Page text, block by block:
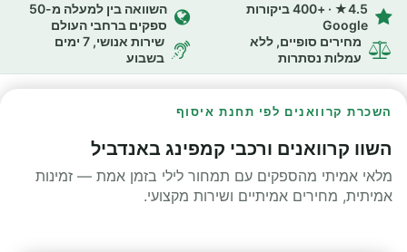
4.5★ · +400 ביקורות
Google
השוואה בין למעלה מ-50
ספקים ברחבי העולם
מחירים סופיים, ללא
עמלות נסתרות
שירות אנושי, 7 ימים
בשבוע
השכרת קרוואנים לפי תחנת איסוף
השוו קרוואנים ורכבי קמפינג באנדביל
מלאי אמיתי מהספקים עם תמחור לילי בזמן אמת — זמינות
אמיתית, מחירים אמיתיים ושירות מקצועי.